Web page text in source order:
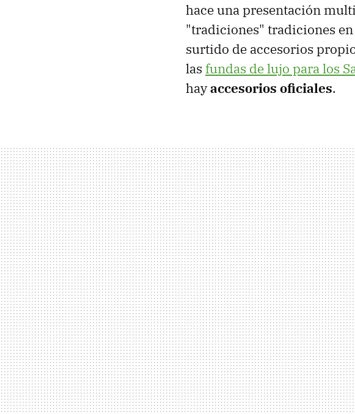
hace una presentación
"tradiciones" tradiciones
surtido de accesorios
las fundas de lujo para los
hayaccesorios oficiales.